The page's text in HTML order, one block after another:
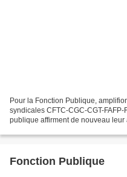
Pour la Fonction Publique,
syndicales CFTC-CGC-CGT-
publique affirment de nouveau
Fonction Publique